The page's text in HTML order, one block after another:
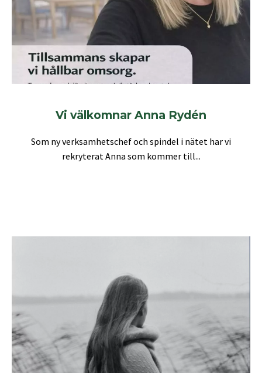
Vi välkomnar Anna Rydén
Som ny verksamhetschef och spindel i nätet har vi
rekryterat Anna som kommer till...